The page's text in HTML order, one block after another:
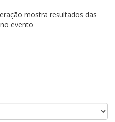
mostra resultados das
evento